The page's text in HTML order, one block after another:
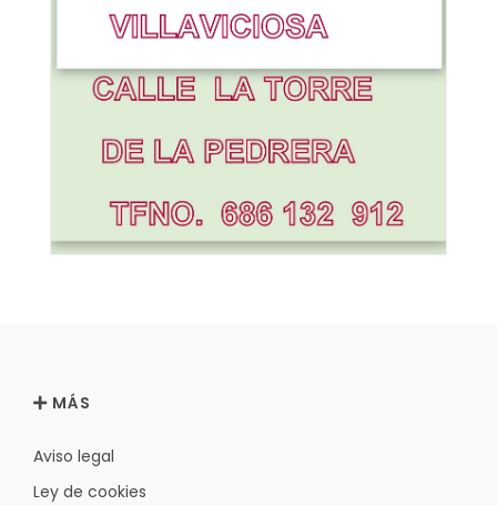
MÁS
Aviso legal
Ley de cookies